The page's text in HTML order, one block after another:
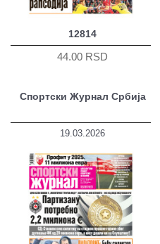
12814
44.00 RSD
Спортски Журнал Србија
19.03.2026